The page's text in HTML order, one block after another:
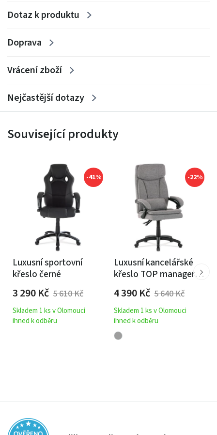
Dotaz k produktu
Doprava
Vrácení zboží
Nejčastější dotazy
Související produkty
-41%
Luxusní sportovní
křeslo černé
3 290Kč 5 610Kč
Skladem 1 ks v Olomouci
ihned k odběru
-22%
Luxusní kancelářské
křeslo TOP manager
4 390Kč 5 640Kč
Skladem 1 ks v Olomouci
ihned k odběru